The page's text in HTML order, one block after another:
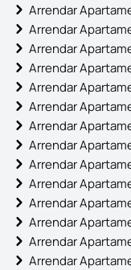
Arrendar
Arrendar
Arrendar
Arrendar
Arrendar
Arrendar
Arrendar
Arrendar
Arrendar
Arrendar
Arrendar
Arrendar
Arrendar
Arrendar